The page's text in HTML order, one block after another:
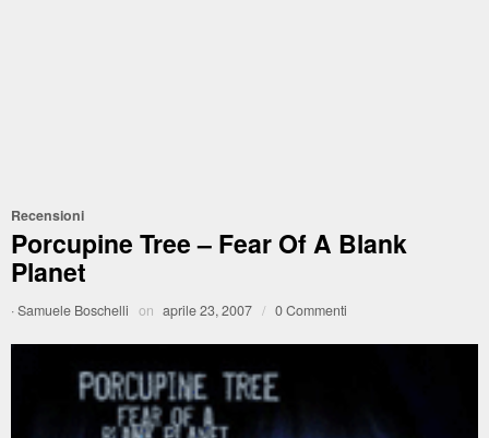
Recensioni
Porcupine Tree – Fear Of A Blank
Planet
·Samuele Boschelli on aprile 23, 2007 / 0 Commenti